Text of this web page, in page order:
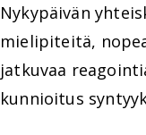
Nykypäivän
mielipiteitä,
jatkuvaa
kunnioitus